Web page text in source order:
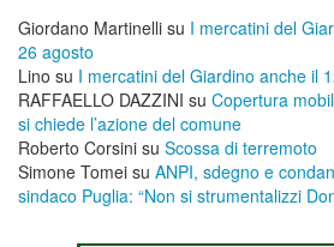
Giordano Martinelli su I mercatini del
26 agosto
Lino su I mercatini del Giardino anche il
RAFFAELLO DAZZINI su ​Copertura
si chiede l’azione del comune
Roberto Corsini su Scossa di terremoto
Simone Tomei su ANPI, sdegno e
sindaco Puglia: “Non si strumentalizzi